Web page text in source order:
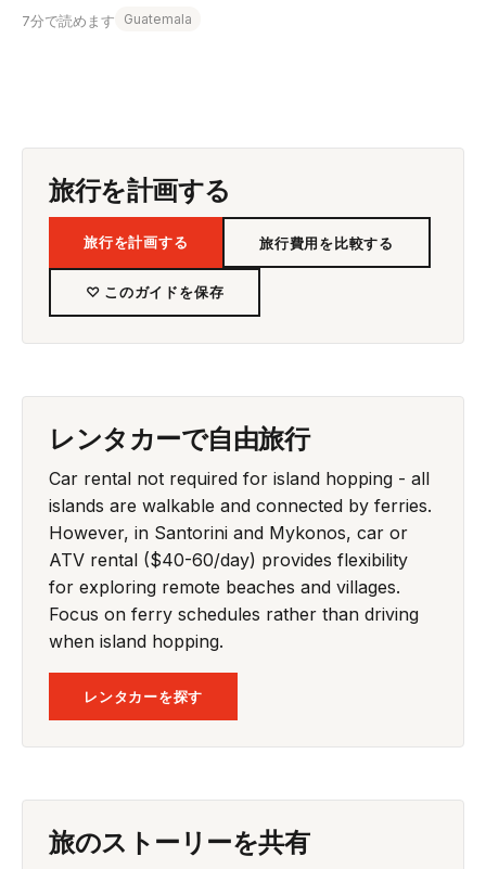
7分で読めます Guatemala
旅行を計画する
旅行を計画する 旅行費用を比較する
♡ このガイドを保存
レンタカーで自由旅行
Car rental not required for island hopping - all
islands are walkable and connected by ferries.
However, in Santorini and Mykonos, car or
ATV rental ($40-60/day) provides flexibility
for exploring remote beaches and villages.
Focus on ferry schedules rather than driving
when island hopping.
レンタカーを探す
旅のストーリーを共有